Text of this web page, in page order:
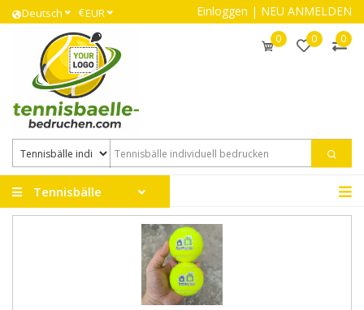
Deutsch €EUR Einloggen | NEU ANMELDEN
0 0 0
Tennisbälle